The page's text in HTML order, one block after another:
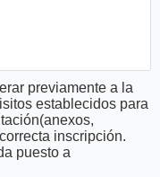
previamente a la
establecidos para
inscripción.
puesto a